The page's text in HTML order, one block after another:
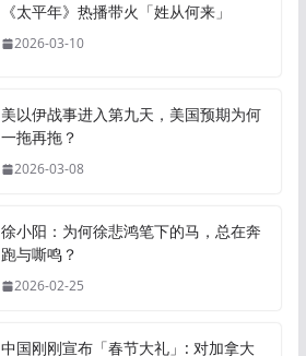
《太平年》热播带火「姓从何来」
2026-03-10
美以伊战事进入第九天，美国预期为何
一拖再拖？
2026-03-08
徐小阳：为何徐悲鸿笔下的马，总在奔
跑与嘶鸣？
2026-02-25
中国刚刚宣布「春节大礼」: 对加拿大